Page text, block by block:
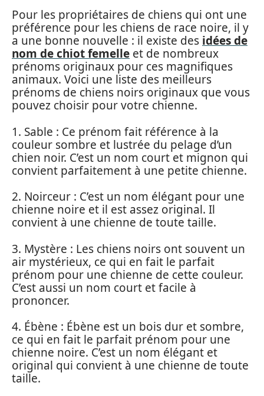
Pour les propriétaires de chiens qui ont une
préférence pour les chiens de race noire, il y
a une bonne nouvelle : il existe des idées de
nom de chiot femelle et de nombreux
prénoms originaux pour ces magnifiques
animaux. Voici une liste des meilleurs
prénoms de chiens noirs originaux que vous
pouvez choisir pour votre chienne.
1. Sable : Ce prénom fait référence à la
couleur sombre et lustrée du pelage d’un
chien noir. C’est un nom court et mignon qui
convient parfaitement à une petite chienne.
2. Noirceur : C’est un nom élégant pour une
chienne noire et il est assez original. Il
convient à une chienne de toute taille.
3. Mystère : Les chiens noirs ont souvent un
air mystérieux, ce qui en fait le parfait
prénom pour une chienne de cette couleur.
C’est aussi un nom court et facile à
prononcer.
4. Ébène : Ébène est un bois dur et sombre,
ce qui en fait le parfait prénom pour une
chienne noire. C’est un nom élégant et
original qui convient à une chienne de toute
taille.